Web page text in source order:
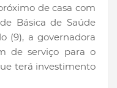
de casa com
Básica de Saúde
(9), a governadora
de serviço para o
terá investimento